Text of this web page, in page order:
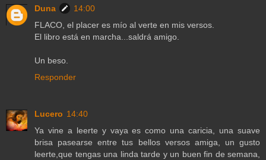
Duna
14:00
FLACO, el placer es mío al verte en mis versos.
El libro está en marcha...saldrá amigo.
Un beso.
Responder
Lucero 14:40
Ya vine a leerte y vaya es como una caricia, una suave
brisa pasearse entre tus bellos versos amiga, un gusto
leerte,que tengas una linda tarde y un buen fin de semana,